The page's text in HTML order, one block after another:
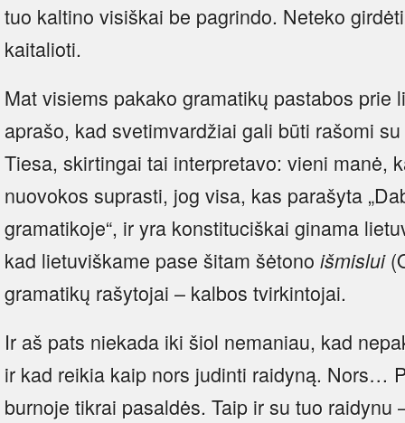
tuo kaltino visiškai be pagrindo. Neteko
kaitalioti.
Mat visiems pakako gramatikų pastabos prie
aprašo, kad svetimvardžiai gali būti rašomi
Tiesa, skirtingai tai interpretavo: vieni manė,
nuovokos suprasti, jog visa, kas parašyta
gramatikoje“, ir yra konstituciškai ginama
kad lietuviškame pase šitam šėtono išmislui
gramatikų rašytojai – kalbos tvirkintojai.
Ir aš pats niekada iki šiol nemaniau, kad
ir kad reikia kaip nors judinti raidyną. Nors…
burnoje tikrai pasaldės. Taip ir su tuo raidynu